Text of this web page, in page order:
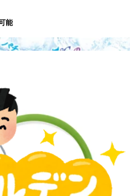
能
」
」
談くださいね✨
た施術で、心も体もスッキリしてい
ていただきます。
を心よりお待ちしております☺️